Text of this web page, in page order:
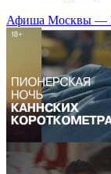
Афиша Москвы —